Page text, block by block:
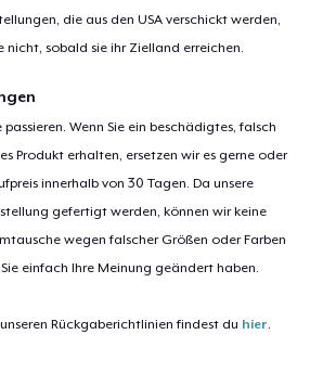
die aus den USA verschickt werden,
nicht, sobald sie ihr Zielland erreichen.
Wenn Sie ein beschädigtes, falsch
Produkt erhalten, ersetzen wir es gerne oder
innerhalb von 30 Tagen. Da unsere
gefertigt werden, können wir keine
wegen falscher Größen oder Farben
einfach Ihre Meinung geändert haben.
Rückgaberichtlinien findest du hier.